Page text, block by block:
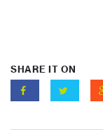
SHARE IT ON